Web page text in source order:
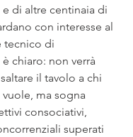
e di altre centinaia di
con interesse al
tecnico di
chiaro: non verrà
il tavolo a chi
ma sogna
consociativi,
superati